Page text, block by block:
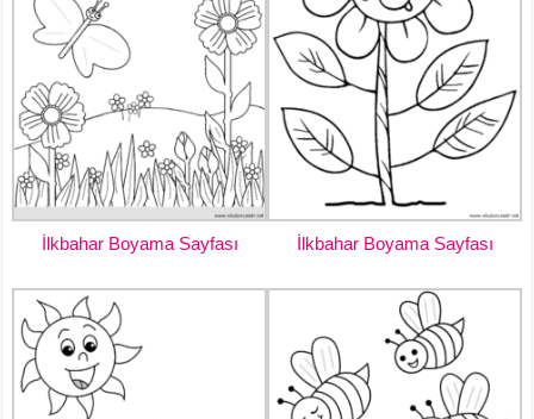
İlkbahar Boyama Sayfası İlkbahar Boyama Sayfası